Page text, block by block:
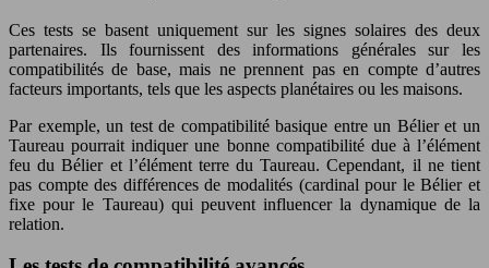
Ces tests se basent uniquement sur les signes solaires des deux
partenaires. Ils fournissent des informations générales sur les
compatibilités de base, mais ne prennent pas en compte d’autres
facteurs importants, tels que les aspects planétaires ou les maisons.
Par exemple, un test de compatibilité basique entre un Bélier et un
Taureau pourrait indiquer une bonne compatibilité due à l’élément
feu du Bélier et l’élément terre du Taureau. Cependant, il ne tient
pas compte des différences de modalités (cardinal pour le Bélier et
fixe pour le Taureau) qui peuvent influencer la dynamique de la
relation.